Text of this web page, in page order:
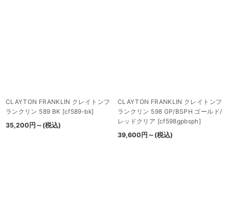
CLAYTON FRANKLIN クレイトンフ
ランクリン 589 BK [cf589-bk]
35,200 円 ～ (税込)
CLAYTON FRANKLIN クレイトンフ
ランクリン 598 GP/BSPH ゴールド/
レッドクリア [cf598gpbsph]
39,600 円 ～ (税込)